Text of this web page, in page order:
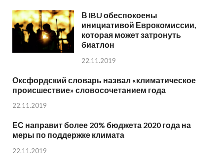
В IBU обеспокоены
инициативой Еврокомиссии,
которая может затронуть
биатлон
22.11.2019
Оксфордский словарь назвал «климатическое
происшествие» словосочетанием года
22.11.2019
ЕС направит более 20% бюджета 2020 года на
меры по поддержке климата
22.11.2019